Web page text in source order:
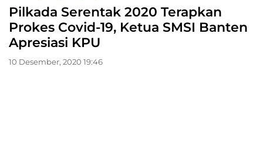
Pilkada Serentak 2020 Terapkan
Prokes Covid-19, Ketua SMSI Banten
Apresiasi KPU
10 Desember, 2020 19:46